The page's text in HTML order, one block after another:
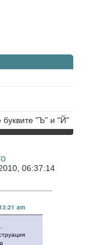
"Ъ" и "Й"
06:37:14
am